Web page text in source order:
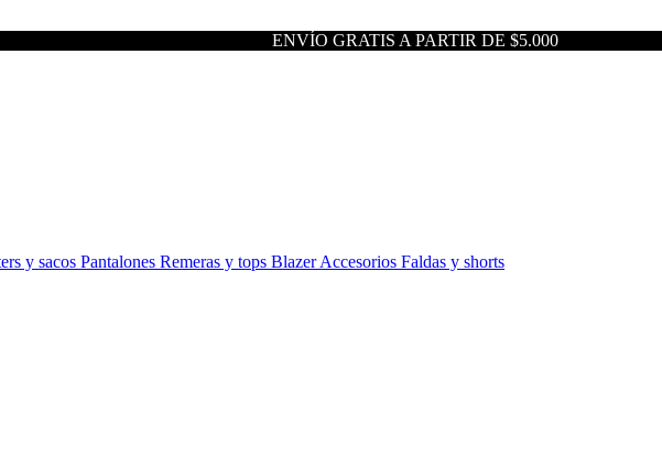
ENVÍO GRATIS A PARTIR DE $5.000
y sacos Pantalones Remeras y tops BlazerAccesorios Faldas y shorts